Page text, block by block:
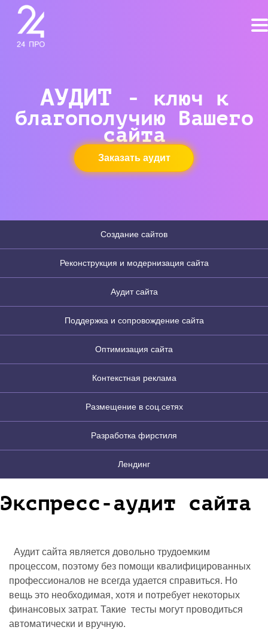
АУДИТ -
ключ к
благополучию Вашего
сайта
Заказать аудит
Создание сайтов
Реконструкция и модернизация сайта
Аудит сайта
Поддержка и сопровождение сайта
Оптимизация сайта
Контекстная реклама
Размещение в соц.сетях
Разработка фирстиля
Лендинг
Экспресс-аудит сайта
Аудит сайта является довольно трудоемким
процессом, поэтому без помощи квалифицированных
профессионалов не всегда удается справиться. Но
вещь это необходимая, хотя и потребует некоторых
финансовых затрат. Такие тесты могут проводиться
автоматически и вручную.